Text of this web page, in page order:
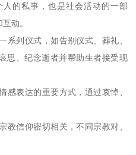
的私事，也是社会活动的一部
动。
系列仪式，如告别仪式、葬礼、
思、纪念逝者并帮助生者接受现
感表达的重要方式，通过哀悼、
教信仰密切相关，不同宗教对、